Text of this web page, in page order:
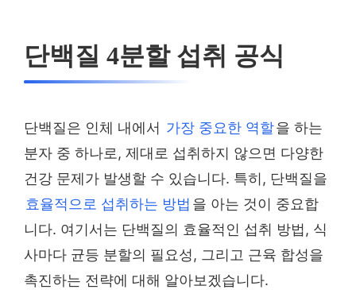
단백질 4분할 섭취 공식
단백질은 인체 내에서 가장 중요한 역할을 하는
분자 중 하나로, 제대로 섭취하지 않으면 다양한
건강 문제가 발생할 수 있습니다. 특히, 단백질을
효율적으로 섭취하는 방법 을 아는 것이 중요합
니다. 여기서는 단백질의 효율적인 섭취 방법, 식
사마다 균등 분할의 필요성, 그리고 근육 합성을
촉진하는 전략에 대해 알아보겠습니다.